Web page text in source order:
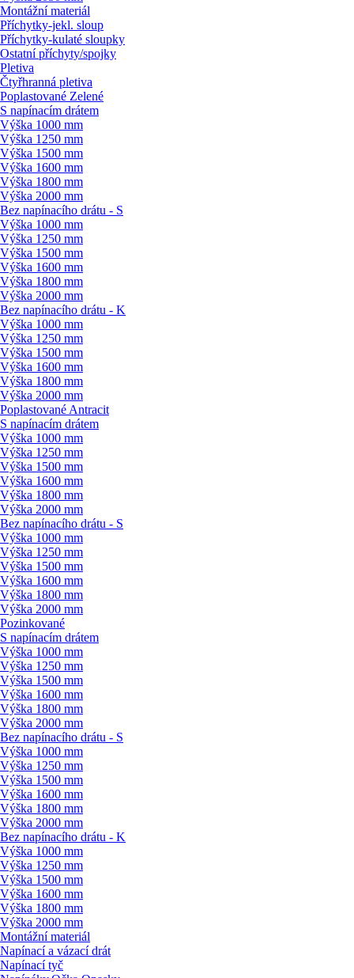
Montážní materiál
Příchytky-jekl. sloup
Příchytky-kulaté sloupky
Ostatní příchyty/spojky
Pletiva
Čtyřhranná pletiva
Poplastované Zelené
S napínacím drátem
Výška 1000 mm
Výška 1250 mm
Výška 1500 mm
Výška 1600 mm
Výška 1800 mm
Výška 2000 mm
Bez napínacího drátu - S
Výška 1000 mm
Výška 1250 mm
Výška 1500 mm
Výška 1600 mm
Výška 1800 mm
Výška 2000 mm
Bez napínacího drátu - K
Výška 1000 mm
Výška 1250 mm
Výška 1500 mm
Výška 1600 mm
Výška 1800 mm
Výška 2000 mm
Poplastované Antracit
S napínacím drátem
Výška 1000 mm
Výška 1250 mm
Výška 1500 mm
Výška 1600 mm
Výška 1800 mm
Výška 2000 mm
Bez napínacího drátu - S
Výška 1000 mm
Výška 1250 mm
Výška 1500 mm
Výška 1600 mm
Výška 1800 mm
Výška 2000 mm
Pozinkované
S napínacím drátem
Výška 1000 mm
Výška 1250 mm
Výška 1500 mm
Výška 1600 mm
Výška 1800 mm
Výška 2000 mm
Bez napínacího drátu - S
Výška 1000 mm
Výška 1250 mm
Výška 1500 mm
Výška 1600 mm
Výška 1800 mm
Výška 2000 mm
Bez napínacího drátu - K
Výška 1000 mm
Výška 1250 mm
Výška 1500 mm
Výška 1600 mm
Výška 1800 mm
Výška 2000 mm
Montážní materiál
Napínací a vázací drát
Napínací tyč